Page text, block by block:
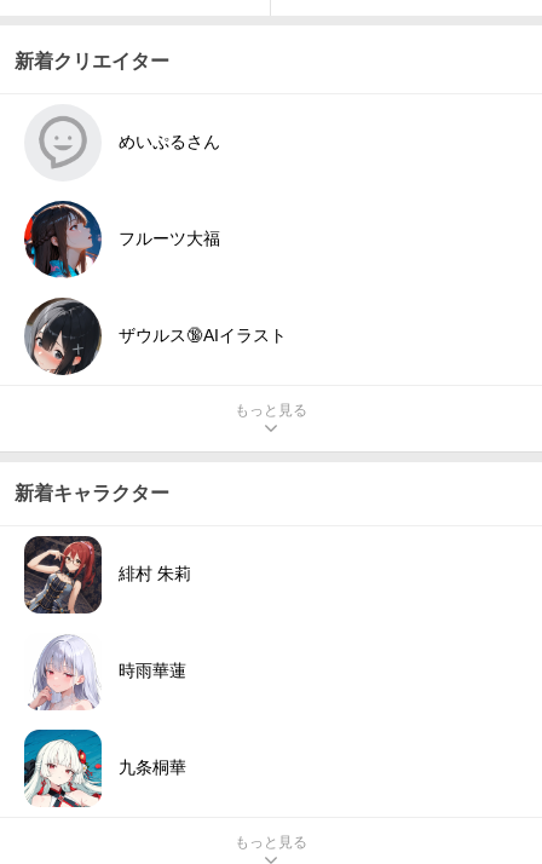
新着クリエイター
めいぷるさん
フルーツ大福
ザウルス🔞AIイラスト
もっと見る
新着キャラクター
緋村 朱莉
時雨華蓮
九条桐華
もっと見る